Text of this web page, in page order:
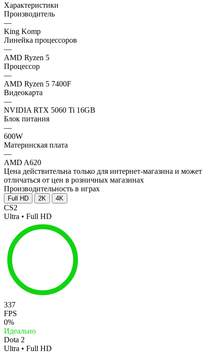
Характеристики
Производитель
—
King Komp
Линейка процессоров
—
AMD Ryzen 5
Процессор
—
AMD Ryzen 5 7400F
Видеокарта
—
NVIDIA RTX 5060 Ti 16GB
Блок питания
—
600W
Материнская плата
—
AMD A620
Цена действительна только для интернет-магазина и может
отличаться от цен в розничных магазинах
Производительность в играх
Full HD 2K 4K
CS2
Ultra • Full HD
337
FPS
0%
Идеально
Dota 2
Ultra • Full HD